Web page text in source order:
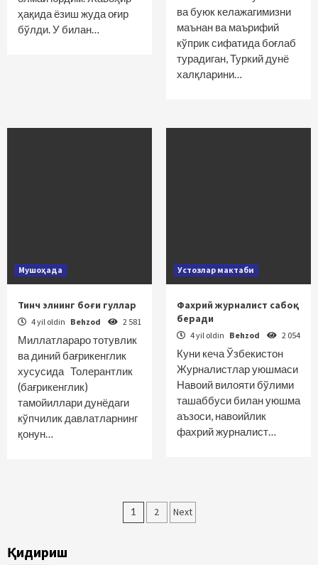
ҳақида ёзиш жуда оғир
бўлди. У билан…
ва буюк келажагимизни
маънан ва маърифий
кўприк сифатида боғлаб
турадиган, Туркий дунё
халқларини…
Мушоҳада
Тинч элнинг боғи гуллар
4 yil oldin Behzod 2 581
Миллатлараро тотувлик
ва диний бағрикенглик
хусусида Толерантлик
(бағрикенглик)
тамойиллари дунёдаги
кўпчилик давлатларнинг
қонун…
Устозлар мактаби
Фахрий журналист сабоқ
беради
4 yil oldin Behzod 2 054
Куни кеча Ўзбекистон
Журналистлар уюшмаси
Навоий вилояти бўлими
ташаббуси билан уюшма
аъзоси, навоийлик
фахрий журналист…
Maqolalar
1 2 Next
Қидириш